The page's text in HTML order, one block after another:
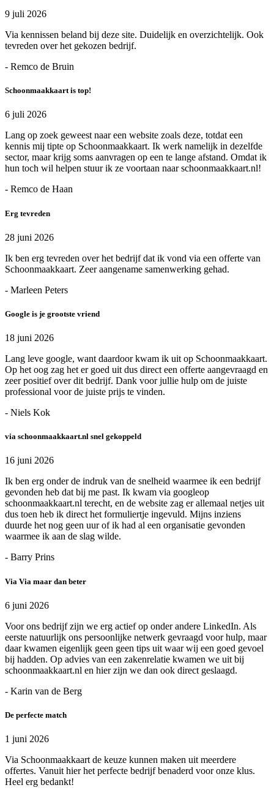
9 juli 2026
Via kennissen beland bij deze site. Duidelijk en overzichtelijk. Ook
tevreden over het gekozen bedrijf.
- Remco de Bruin
Schoonmaakkaart is top!
6 juli 2026
Lang op zoek geweest naar een website zoals deze, totdat een
kennis mij tipte op Schoonmaakkaart. Ik werk namelijk in dezelfde
sector, maar krijg soms aanvragen op een te lange afstand. Omdat ik
hun toch wil helpen stuur ik ze voortaan naar schoonmaakkaart.nl!
- Remco de Haan
Erg tevreden
28 juni 2026
Ik ben erg tevreden over het bedrijf dat ik vond via een offerte van
Schoonmaakkaart. Zeer aangename samenwerking gehad.
- Marleen Peters
Google is je grootste vriend
18 juni 2026
Lang leve google, want daardoor kwam ik uit op Schoonmaakkaart.
Op het oog zag het er goed uit dus direct een offerte aangevraagd en
zeer positief over dit bedrijf. Dank voor jullie hulp om de juiste
professional voor de juiste prijs te vinden.
- Niels Kok
via schoonmaakkaart.nl snel gekoppeld
16 juni 2026
Ik ben erg onder de indruk van de snelheid waarmee ik een bedrijf
gevonden heb dat bij me past. Ik kwam via googleop
schoonmaakkaart.nl terecht, en de website zag er allemaal netjes uit
dus toen heb ik direct het formuliertje ingevuld. Mijns inziens
duurde het nog geen uur of ik had al een organisatie gevonden
waarmee ik aan de slag wilde.
- Barry Prins
Via Via maar dan beter
6 juni 2026
Voor ons bedrijf zijn we erg actief op onder andere LinkedIn. Als
eerste natuurlijk ons persoonlijke netwerk gevraagd voor hulp, maar
daar kwamen eigenlijk geen geen tips uit waar wij een goed gevoel
bij hadden. Op advies van een zakenrelatie kwamen we uit bij
schoonmaakkaart.nl en hier zijn we dan ook direct geslaagd.
- Karin van de Berg
De perfecte match
1 juni 2026
Via Schoonmaakkaart de keuze kunnen maken uit meerdere
offertes. Vanuit hier het perfecte bedrijf benaderd voor onze klus.
Heel erg bedankt!